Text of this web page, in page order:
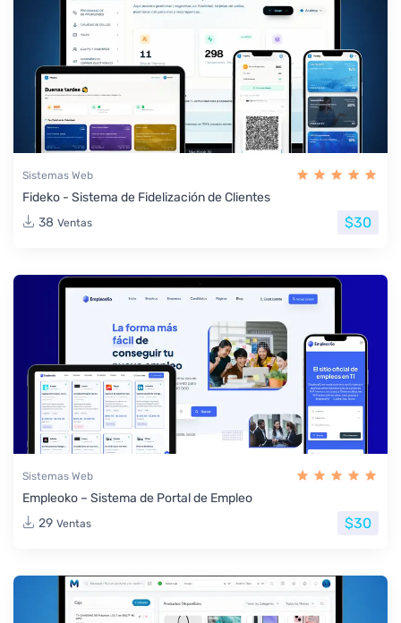
Sistemas Web
Fideko - Sistema de Fidelización de Clientes
38 Ventas $30
Sistemas Web
Empleoko – Sistema de Portal de Empleo
29 Ventas $30